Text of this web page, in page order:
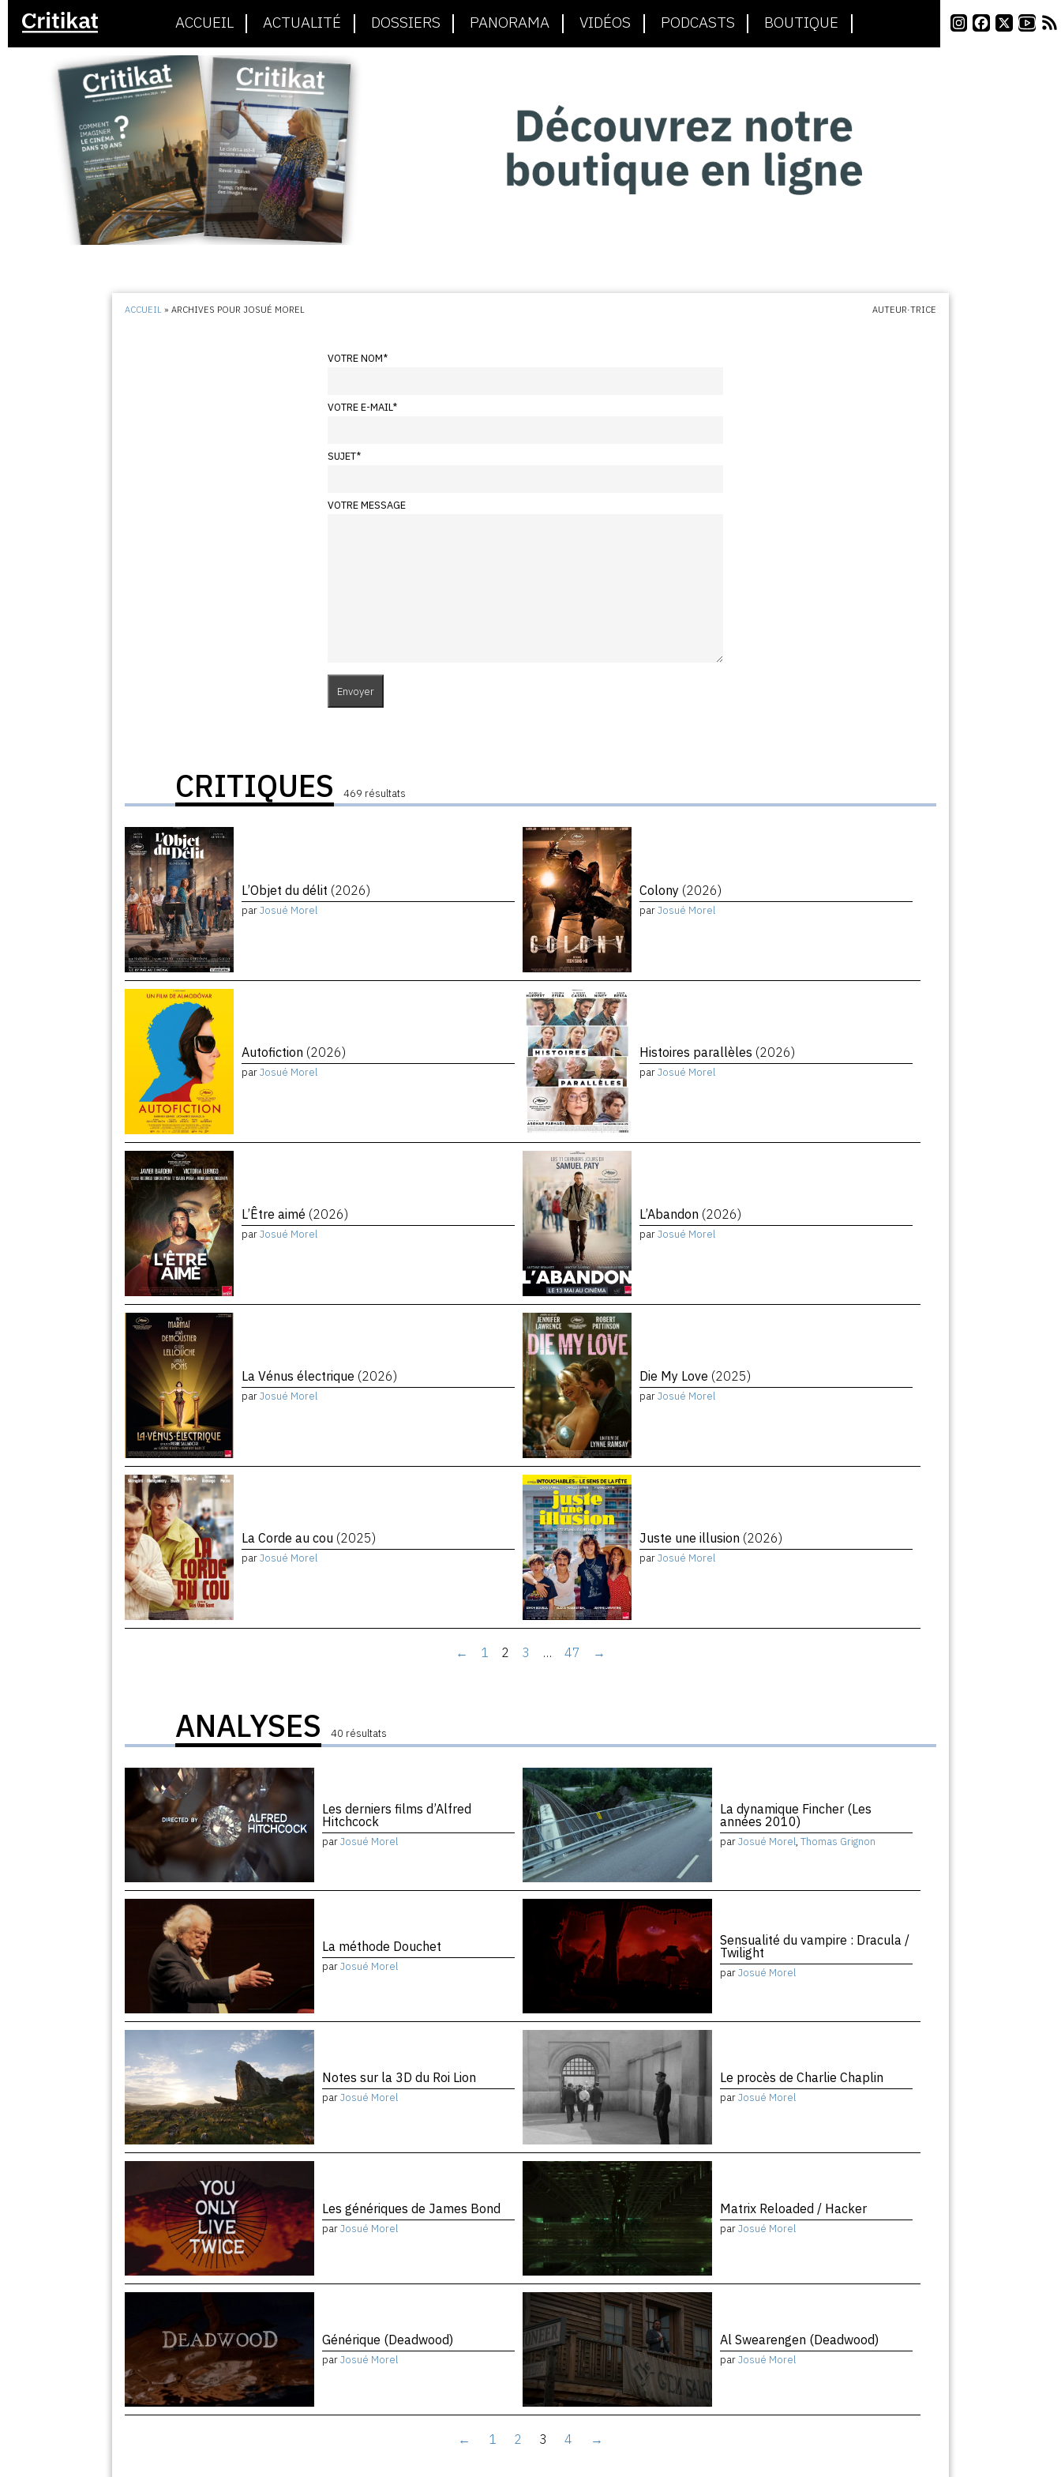
ACCUEIL ACTUALITÉ DOSSIERS PANORAMA VIDÉOS PODCASTS BOUTIQUE
ACCUEIL »ARCHIVES POUR JOSUÉ MOREL AUTEUR·TRICE
VOTRE NOM*
VOTRE E-MAIL*
SUJET*
VOTRE MESSAGE
CRITIQUES 469 résultats
L’Objet du délit (2026)
parJosué Morel
Colony (2026)
parJosué Morel
Autofiction (2026)
parJosué Morel
Histoires parallèles (2026)
parJosué Morel
L’Être aimé (2026)
parJosué Morel
L’Abandon (2026)
parJosué Morel
La Vénus électrique (2026)
parJosué Morel
Die My Love (2025)
parJosué Morel
La Corde au cou (2025)
parJosué Morel
Juste une illusion (2026)
parJosué Morel
← 1 2 3 … 47 →
ANALYSES 40 résultats
Les derniers films d’Alfred
Hitchcock
parJosué Morel
La dynamique Fincher (Les
années 2010)
parJosué Morel, Thomas Grignon
La méthode Douchet
parJosué Morel
Sensualité du vampire : Dracula /
Twilight
parJosué Morel
Notes sur la 3D du Roi Lion
parJosué Morel
Le procès de Charlie Chaplin
parJosué Morel
Les génériques de James Bond
parJosué Morel
Matrix Reloaded / Hacker
parJosué Morel
Générique (Deadwood)
parJosué Morel
Al Swearengen (Deadwood)
parJosué Morel
← 1 2 3 4 →